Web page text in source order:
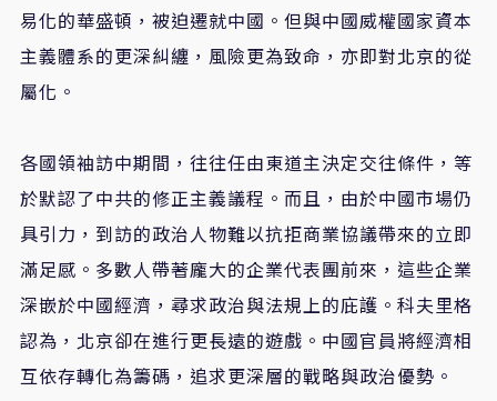
易化的華盛頓，被迫遷就中國。但與中國威權國家資本
主義體系的更深糾纏，風險更為致命，亦即對北京的從
屬化。
各國領袖訪中期間，往往任由東道主決定交往條件，等
於默認了中共的修正主義議程。而且，由於中國市場仍
具引力，到訪的政治人物難以抗拒商業協議帶來的立即
滿足感。多數人帶著龐大的企業代表團前來，這些企業
深嵌於中國經濟，尋求政治與法規上的庇護。科夫里格
認為，北京卻在進行更長遠的遊戲。中國官員將經濟相
互依存轉化為籌碼，追求更深層的戰略與政治優勢。